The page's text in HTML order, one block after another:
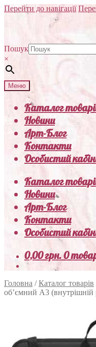
Перейти до навігації
Пошук
×
Меню
Каталог
Новини
Арт-Блог
Контакти
Особистий
Каталог
Новини
Арт-Блог
Контакти
Особистий
0,00грн.0
Головна /Каталог товарів
об’ємний А3 (внутрішній